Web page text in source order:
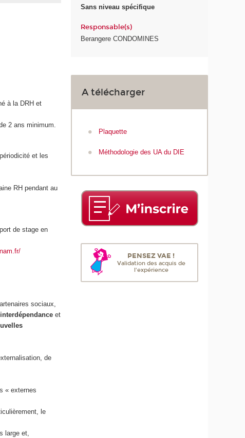
à la DRH et
2 ans minimum.
et les
RH pendant au
de stage en
sociaux,
interdépendanceet
de
« externes
le
large et,
Sans niveau spécifique
Responsable(s)
Berangere CONDOMINES
A télécharger
Plaquette
Méthodologie des UA du DIE
PENSEZ VAE !
Validation des acquis de
l'expérience